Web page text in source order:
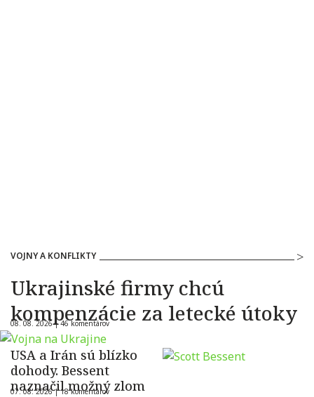
VOJNY A KONFLIKTY
Ukrajinské firmy chcú
kompenzácie za letecké útoky
08. 08. 2026 |46 komentárov
USA a Irán sú blízko
dohody. Bessent
naznačil možný zlom
07. 08. 2026 |18 komentárov